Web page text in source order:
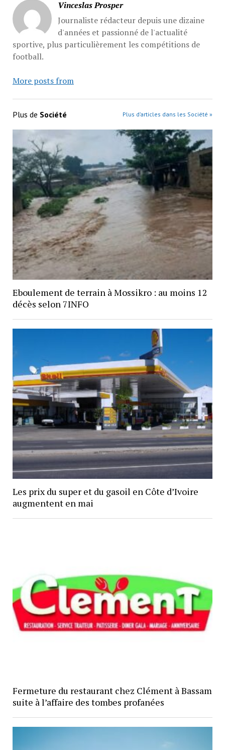
Vinceslas Prosper
Journaliste rédacteur depuis une dizaine
d'années et passionné de l'actualité
sportive, plus particulièrement les compétitions de
football.
More posts from
Plus de Société Plus d’articles dans les Société »
Eboulement de terrain à Mossikro : au moins 12
décès selon 7INFO
Les prix du super et du gasoil en Côte d’Ivoire
augmentent en mai
Fermeture du restaurant chez Clément à Bassam
suite à l’affaire des tombes profanées